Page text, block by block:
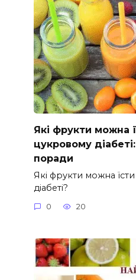
Які фрукти можна
цукровому
поради
Які фрукти можна
діабеті?
0 20